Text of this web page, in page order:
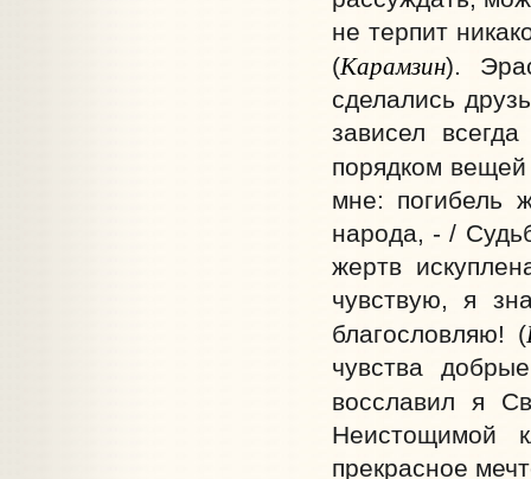
не терпит
(Карамзин).
сделались
зависел
порядком
мне: погибель
народа, - /
жертв
чувствую, я
благословляю! (
чувства
восславил я
Неистощимой
прекрасное